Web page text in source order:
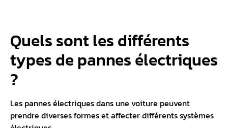
Quels sont les différents
types de pannes électriques
?
Les pannes électriques dans une voiture peuvent
prendre diverses formes et affecter différents systèmes